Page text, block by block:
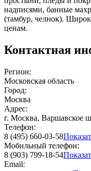
надписями, банные
(тамбур, челнок).
ценам.
Контактная
Регион:
Московская область
Город:
Москва
Адрес:
г. Москва, Варшавское
Телефон:
8 (495) 660-03-58
Мобильный телефон:
8 (903) 799-18-54
Email: